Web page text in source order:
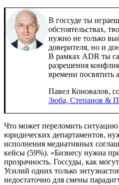
В госсуде ты
обстоятельствах,
нужно не только
доверителя, но и
В рамках ADR ты
разрешения
времени посвятить
Павел Коновалов,
Зюба, Степанов &
Что может переломить
юридических департаментов,
исполнения медиативных
кейсы (59%). «Бизнесу нужна
прозрачность. Госсуды, как
Усилий одних только
недостаточно для смены